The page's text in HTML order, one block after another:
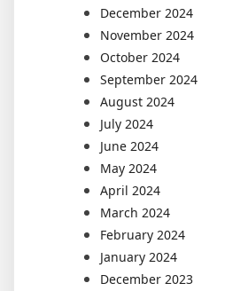
December 2024
November 2024
October 2024
September 2024
August 2024
July 2024
June 2024
May 2024
April 2024
March 2024
February 2024
January 2024
December 2023